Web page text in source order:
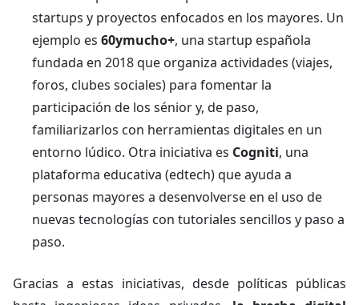
startups y proyectos enfocados en los mayores. Un
ejemplo es 60ymucho+, una startup española
fundada en 2018 que organiza actividades (viajes,
foros, clubes sociales) para fomentar la
participación de los sénior y, de paso,
familiarizarlos con herramientas digitales en un
entorno lúdico. Otra iniciativa es Cogniti, una
plataforma educativa (edtech) que ayuda a
personas mayores a desenvolverse en el uso de
nuevas tecnologías con tutoriales sencillos y paso a
paso.
Gracias a estas iniciativas, desde políticas públicas